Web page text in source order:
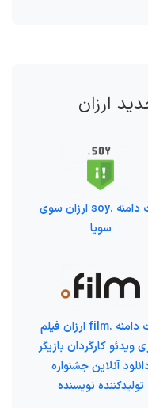
ارزان
ثبت دامنه .soy ارزان سوی
سویا
ثبت دامنه .film ارزان فیلم
ویدئو کارگردان بازیگر
آنلاین جشنواره
تولیدکننده نویسنده